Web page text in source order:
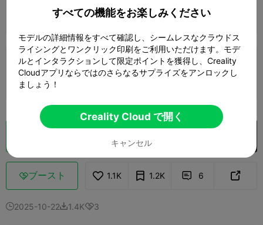
著者  01h 15m  2 プレート 
0.2mm layer, 2 walls, 15% infill
ブースト 1.1K 1.2K  6 
2025-10-221.4K3
すべての機能をお楽しみください
モデルの詳細情報をすべて確認し、シームレスなクラウドス
ライシングとワンクリック印刷をご利用いただけます。モデ
ルとインタラクションして限定ポイントを獲得し、Creality
Cloudアプリならではのさらなるサプライズをアンロックし
ましょう！
Creality Cloud で開く
キャンセル